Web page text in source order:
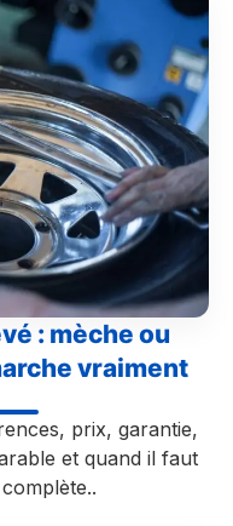
: mèche ou
vraiment
prix, garantie,
et quand il faut